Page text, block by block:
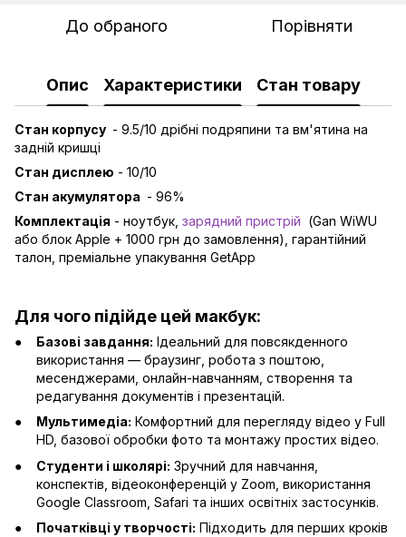
До обраного Порівняти
Опис Характеристики Стан товару
Стан корпусу - 9.5/10 дрібні подряпини та вм'ятина на
задній кришці
Стан дисплею - 10/10
Стан акумулятора - 96%
Комплектація - ноутбук, зарядний пристрій (Gan WiWU
або блок Apple + 1000 грн до замовлення), гарантійний
талон, преміальне упакування GetApp
Для чого підійде цей макбук:
Базові завдання: Ідеальний для повсякденного
використання — браузинг, робота з поштою,
месенджерами, онлайн-навчанням, створення та
редагування документів і презентацій.
Мультимедіа: Комфортний для перегляду відео у Full
HD, базової обробки фото та монтажу простих відео.
Студенти і школярі: Зручний для навчання,
конспектів, відеоконференцій у Zoom, використання
Google Classroom, Safari та інших освітніх застосунків.
Початківці у творчості: Підходить для перших кроків